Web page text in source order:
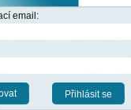
email: